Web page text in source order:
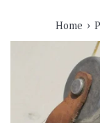
Home ›